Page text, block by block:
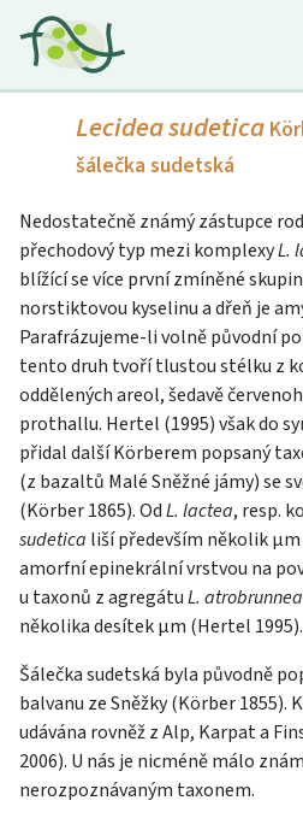
Lecidea sudetica
šálečka sudetská
Nedostatečně známý zástupce
přechodový typ mezi komplexyL.
blížící se více první zmíněné
norstiktovou kyselinu a dřeň je
Parafrázujeme-li volně původní
tento druh tvoří tlustou stélku z
oddělených areol, šedavě
prothallu. Hertel (1995) však do
přidal další Körberem popsaný
(z bazaltů Malé Sněžné jámy) se
(Körber 1865). OdL. lactea, resp.
sudetica liší především několik
amorfní epinekrální vrstvou na
u taxonů z agregátuL. atrobrunnea
několika desítek µm (Hertel 1995).
Šálečka sudetská byla původně
balvanu ze Sněžky (Körber 1855).
udávána rovněž z Alp, Karpat a
2006). U nás je nicméně málo
nerozpoznávaným taxonem.